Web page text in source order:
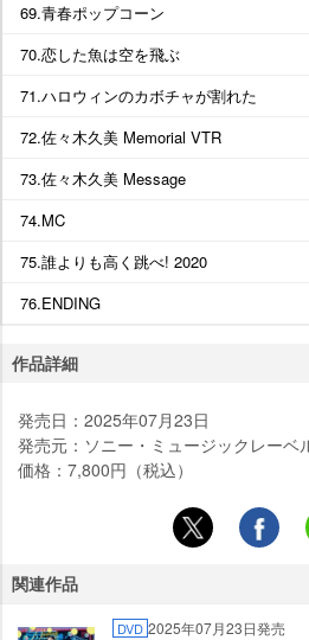
69.青春ポップコーン
70.恋した魚は空を飛ぶ
71.ハロウィンのカボチャが割れた
72.佐々木久美 Memorial VTR
73.佐々木久美 Message
74.MC
75.誰よりも高く跳べ! 2020
76.ENDING
作品詳細
発売日：2025年07月23日
発売元：ソニー・ミュージックレーベ
価格：7,800円（税込）
関連作品
DVD 2025年07月23日発売